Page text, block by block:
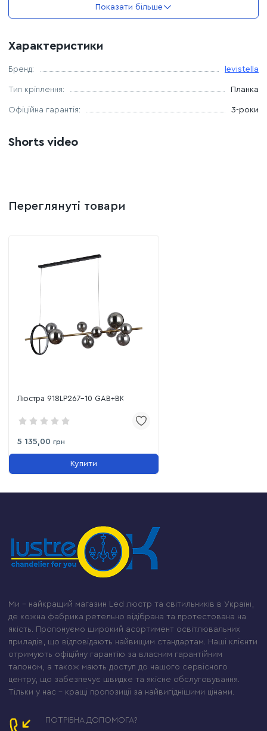
Показати більше
Характеристики
Бренд: levistella
Тип кріплення: Планка
Офіційна гарантія: 3-роки
Shorts video
Переглянуті товари
Люстра 918LP267-10 GAB+BK
5 135,00 грн
Купити
Ми – найкращий магазин Led люстр та світильників в Україні,
де кожна фабрика ретельно відібрана та протестована на
якість. Пропонуємо широкий асортимент освітлювальних
приладів, що відповідають найвищим стандартам. Наші клієнти
отримують офіційну гарантію за власним гарантійним
талоном, а також мають доступ до нашого сервісного
центру, що забезпечує швидке та якісне обслуговування.
Тільки у нас – кращі пропозиції за найвигіднішими цінами.
ПОТРІБНА ДОПОМОГА?